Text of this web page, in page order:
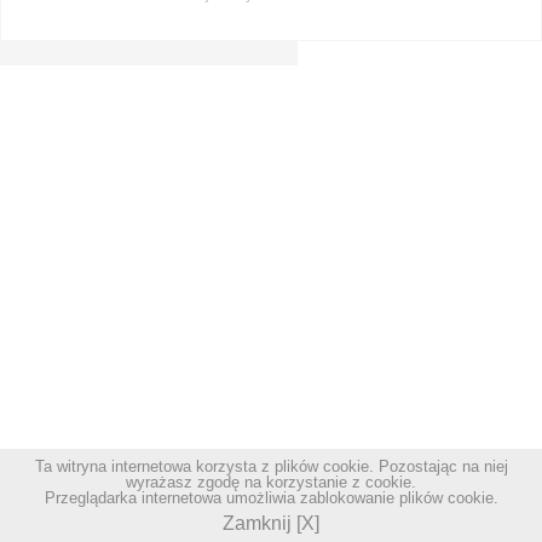
Ta witryna internetowa korzysta z plików cookie. Pozostając na niej
wyrażasz zgodę na korzystanie z cookie.
Przeglądarka internetowa umożliwia zablokowanie plików cookie.
Zamknij [X]